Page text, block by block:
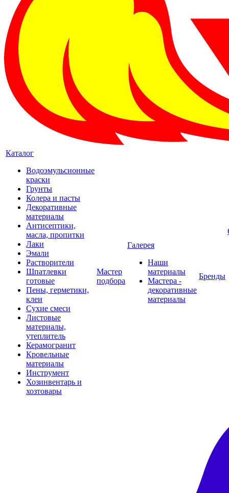
Каталог
Водоэмульсионные
краски
Грунты
Колера и пасты
Декоративные
материалы
Антисептики,
масла, пропитки
Лаки
Эмали
Растворители
Шпатлевки
готовые
Пены, герметики,
клеи
Сухие смеси
Листовые
материалы,
утеплитель
Керамогранит
Кровельные
материалы
Инструмент
Хозинвентарь и
хозтовары
Мастер
подбора
Галерея
Наши
материалы
Мастера -
декоративные
материалы
Бренды